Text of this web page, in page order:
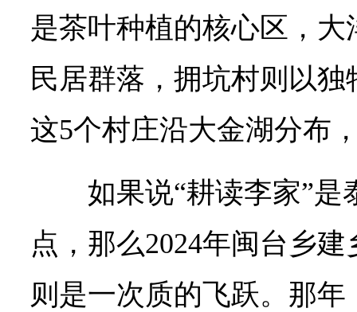
是茶叶种植的核心区，
民居群落，拥坑村则以
这5个村庄沿大金湖分布
如果说“耕读李家”
点，那么2024年闽台乡
则是一次质的飞跃。那